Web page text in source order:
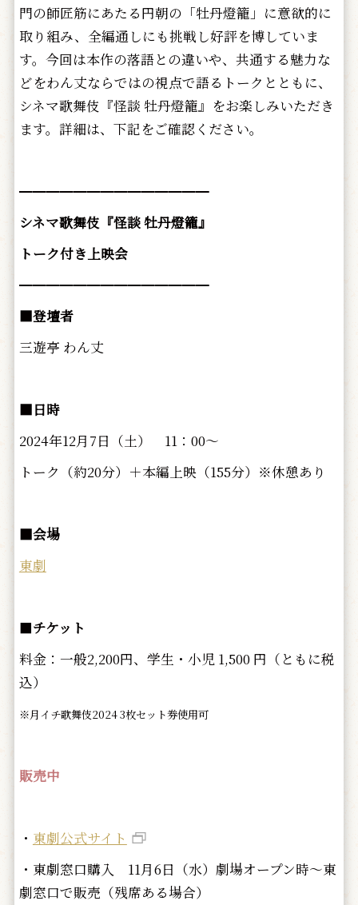
門の師匠筋にあたる円朝の「牡丹燈籠」に意欲的に
取り組み、全編通しにも挑戦し好評を博していま
す。今回は本作の落語との違いや、共通する魅力な
どをわん丈ならではの視点で語るトークとともに、
シネマ歌舞伎『怪談 牡丹燈籠』をお楽しみいただき
ます。詳細は、下記をご確認ください。
━━━━━━━━━━━━━━
シネマ歌舞伎『怪談 牡丹燈籠』
トーク付き上映会
━━━━━━━━━━━━━━
■登壇者
三遊亭 わん丈
■日時
2024年12月7日（土） 11：00～
トーク（約20分）＋本編上映（155分）※休憩あり
■会場
東劇
■チケット
料金：一般2,200円、学生・小児 1,500 円（ともに税
込）
※月イチ歌舞伎2024 3枚セット券使用可
販売中
・ 東劇公式サイト
・東劇窓口購入 11月6日（水）劇場オープン時～東
劇窓口で販売（残席ある場合）